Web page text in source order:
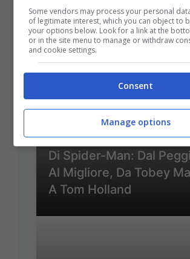
Esplorare Quest’estate
Classifica Completa Dei
Di Spider-Man: Dal
Al Migliore, Da Tobey
A Tom Holland
Some vendors may process your personal
of legitimate interest, which you can object to
your options below. Look for a link at the
or in the site menu to manage or withdraw
and cookie settings.
Consent
Manage options